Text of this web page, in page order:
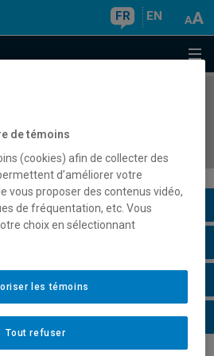
FR EN
de témoins
(cookies) afin de collecter des
d’améliorer votre
vous proposer des contenus vidéo,
de fréquentation, etc. Vous
choix en sélectionnant
Tout refuser
les témoins